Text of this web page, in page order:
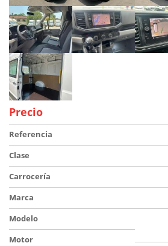
Precio
Referencia
Clase
Carrocería
Marca
Modelo
Motor